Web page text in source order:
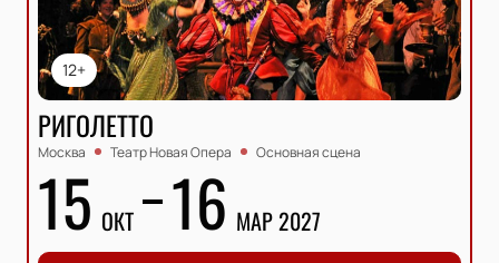
12+
РИГОЛЕТТО
Москва Театр Новая Опера Основная сцена
15 ОКТ 16 МАР 2027